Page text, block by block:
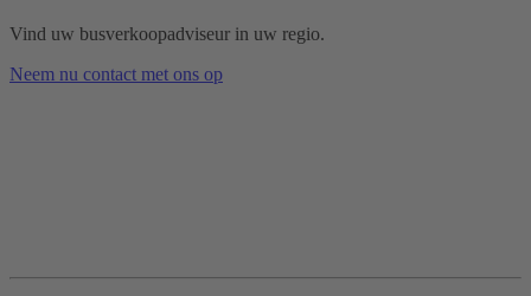
Vind uw busverkoopadviseur in uw regio.
Neem nu contact met ons op